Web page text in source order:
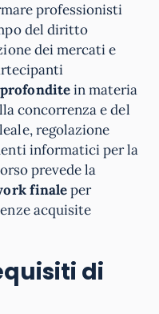
professionisti
del diritto
dei mercati e
in materia
concorrenza e del
regolazione
informatici per la
prevede la
finaleper
acquisite
di